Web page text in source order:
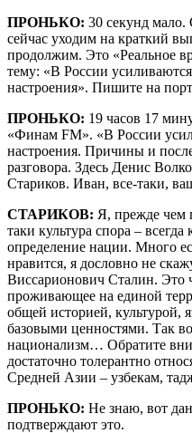
ПРОНЬКО: 30 секунд
сейчас уходим на краткий
продолжим. Это «Реальное
тему: «В России
настроения». Пишите на
ПРОНЬКО: 19 часов 17
«Финам FM». «В России
настроения. Причины и
разговора. Здесь Денис
Стариков. Иван, все-таки,
СТАРИКОВ: Я, прежде чем
таки культура спора –
определение нации. Много
нравится, я дословно не
Виссарионович Сталин. Это
проживающее на единой
общей историей, культурой,
базовыми ценностями. Так
национализм… Обратите
достаточно толерантно
Средней Азии – узбекам,
ПРОНЬКО: Не знаю, вот
подтверждают это.